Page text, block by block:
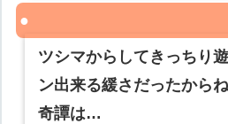
ツシマからしてきっちり
ン出来る緩さだったから
奇譚は…